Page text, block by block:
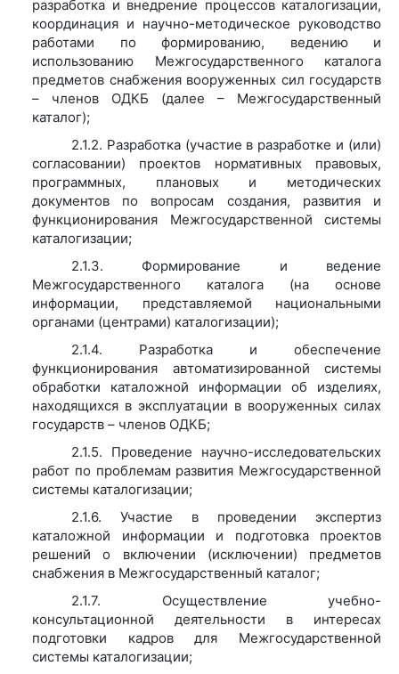
разработка и внедрение процессов каталогизации,
координация и научно-методическое руководство
работами по формированию, ведению и
использованию Межгосударственного каталога
предметов снабжения вооруженных сил государств
– членов ОДКБ (далее – Межгосударственный
каталог);
2.1.2. Разработка (участие в разработке и (или)
согласовании) проектов нормативных правовых,
программных, плановых и методических
документов по вопросам создания, развития и
функционирования Межгосударственной системы
каталогизации;
2.1.3. Формирование и ведение
Межгосударственного каталога (на основе
информации, представляемой национальными
органами (центрами) каталогизации);
2.1.4. Разработка и обеспечение
функционирования автоматизированной системы
обработки каталожной информации об изделиях,
находящихся в эксплуатации в вооруженных силах
государств – членов ОДКБ;
2.1.5. Проведение научно-исследовательских
работ по проблемам развития Межгосударственной
системы каталогизации;
2.1.6. Участие в проведении экспертиз
каталожной информации и подготовка проектов
решений о включении (исключении) предметов
снабжения в Межгосударственный каталог;
2.1.7. Осуществление учебно-
консультационной деятельности в интересах
подготовки кадров для Межгосударственной
системы каталогизации;